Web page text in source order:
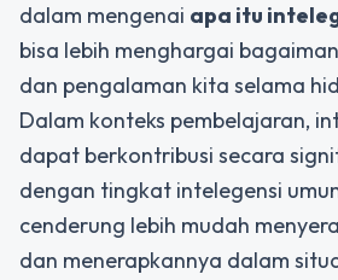
dalam mengenai apa itu
bisa lebih menghargai
dan pengalaman kita selama
Dalam konteks pembelajaran,
dapat berkontribusi secara
dengan tingkat intelegensi
cenderung lebih mudah
dan menerapkannya dalam